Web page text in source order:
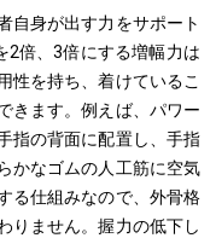
自身が出す力をサポート
2倍、3倍にする増幅力は
性を持ち、着けているこ
きます。例えば、パワー
指の背面に配置し、手指
かなゴムの人工筋に空気
る仕組みなので、外骨格
りません。握力の低下し